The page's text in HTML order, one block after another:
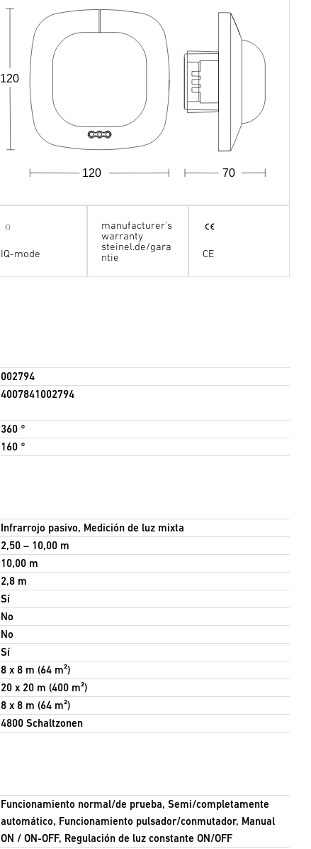
70
120
120
IQ-mode
manufacturer's
warranty
steinel.de/gara
ntie
CE
002794
4007841002794
360 °
160 °
Infrarrojo pasivo, Medición de luz mixta
2,50 – 10,00 m
10,00 m
2,8 m
Sí
No
No
Sí
8 x 8 m (64 m²)
20 x 20 m (400 m²)
8 x 8 m (64 m²)
4800 Schaltzonen
Funcionamiento normal/de prueba, Semi/completamente
automático, Funcionamiento pulsador/conmutador, Manual
ON / ON-OFF, Regulación de luz constante ON/OFF